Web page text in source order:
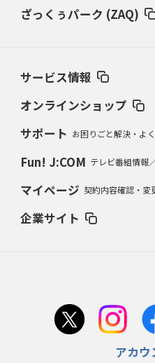
ざっくぅパーク (ZAQ)
サービス情報
オンラインショップ
サポート お困りごと解決・よ
Fun! J:COM テレビ番組情報
マイページ 契約内容確認・変
企業サイト
アカウ